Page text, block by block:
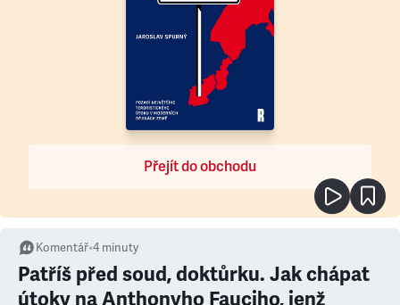
Přejít do obchodu
Komentář•4 minuty
Patříš před soud, doktůrku. Jak chápat
útoky na Anthonyho Fauciho, jenž